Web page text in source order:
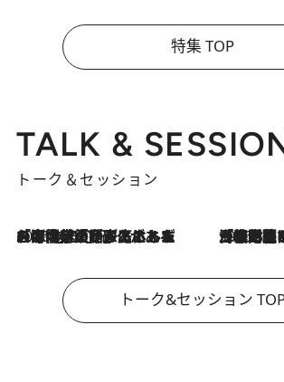
特集 TOP
TALK &
トーク＆セッション
2026.8.3
「今後値上げがあるとすれば…」「リスクがあるのは今年の冬」エネルギー専門家が語る、ホルムズ海峡封鎖が家庭にもたらす“ある心配” 2026.8.3
「住宅建てられない…」「サーチャージ料の高値が続いている」ホルムズ海峡封鎖による影響
トーク&セッション